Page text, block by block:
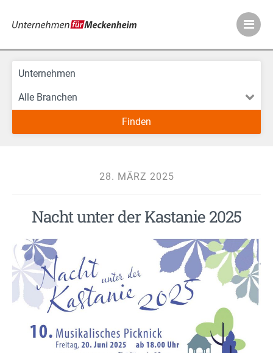
Meckenheimer
28. MÄRZ 2025
Nacht unter der Kastanie 2025